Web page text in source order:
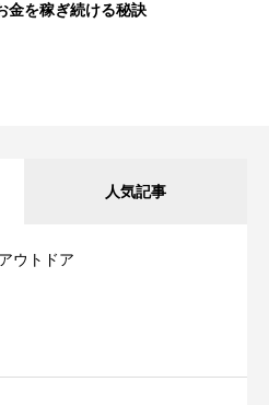
金を稼ぎ続ける秘訣
人気記事
ウトドア